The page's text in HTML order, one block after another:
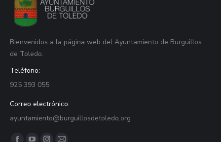
Bienvenidos a la página web del Ayuntamiento de Burguillos
de Toledo.
Teléfono:
925 393 055
Correo electrónico:
ayuntamiento@burguillosdetoledo.org
Find us on: